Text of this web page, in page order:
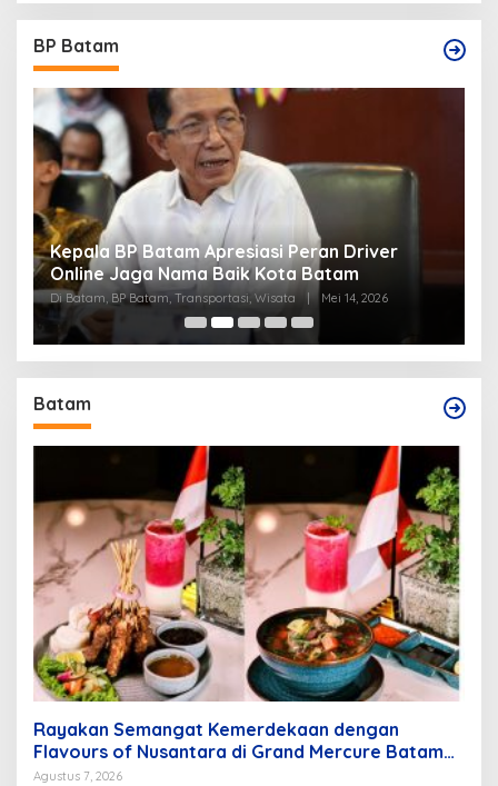
BP Batam
Kepala BP Batam Apresiasi Peran Driver
Online Jaga Nama Baik Kota Batam
Di Batam, BP Batam, Transportasi, Wisata | Mei 14, 2026
Batam
Rayakan Semangat Kemerdekaan dengan
Flavours of Nusantara di Grand Mercure Batam
Centre
Agustus 7, 2026